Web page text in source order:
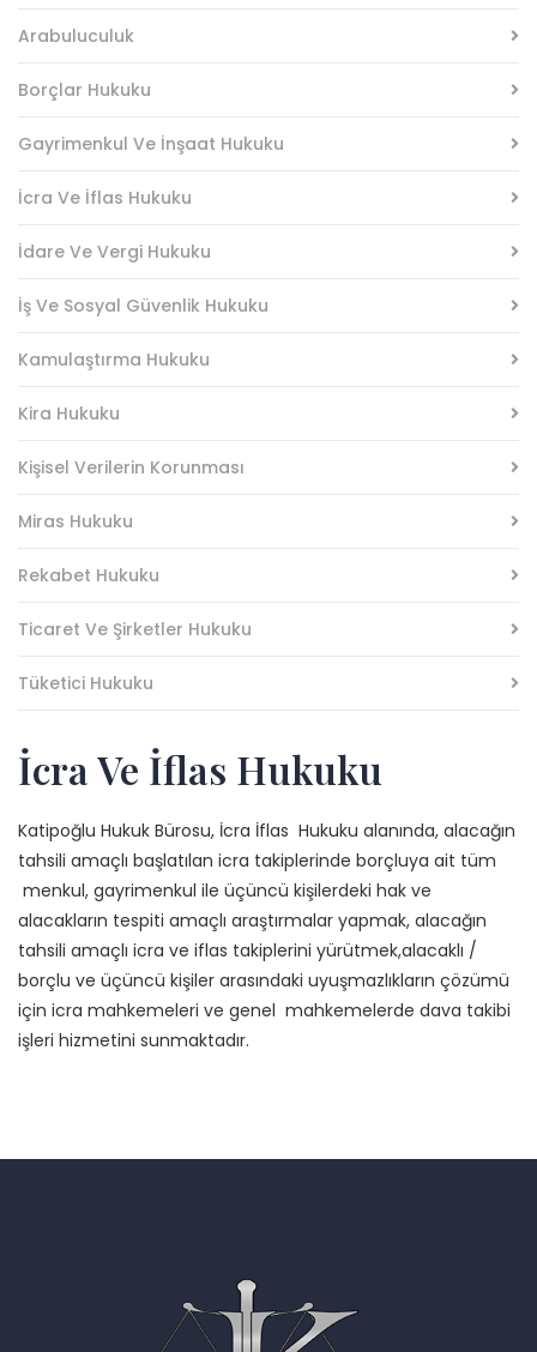
Arabuluculuk
Borçlar Hukuku
Gayrimenkul Ve İnşaat Hukuku
İcra Ve İflas Hukuku
İdare Ve Vergi Hukuku
İş Ve Sosyal Güvenlik Hukuku
Kamulaştırma Hukuku
Kira Hukuku
Kişisel Verilerin Korunması
Miras Hukuku
Rekabet Hukuku
Ticaret Ve Şirketler Hukuku
Tüketici Hukuku
İcra Ve İflas Hukuku
Katipoğlu Hukuk Bürosu, İcra İflas Hukuku alanında, alacağın
tahsili amaçlı başlatılan icra takiplerinde borçluya ait tüm
menkul, gayrimenkul ile üçüncü kişilerdeki hak ve
alacakların tespiti amaçlı araştırmalar yapmak, alacağın
tahsili amaçlı icra ve iflas takiplerini yürütmek,alacaklı /
borçlu ve üçüncü kişiler arasındaki uyuşmazlıkların çözümü
için icra mahkemeleri ve genel mahkemelerde dava takibi
işleri hizmetini sunmaktadır.